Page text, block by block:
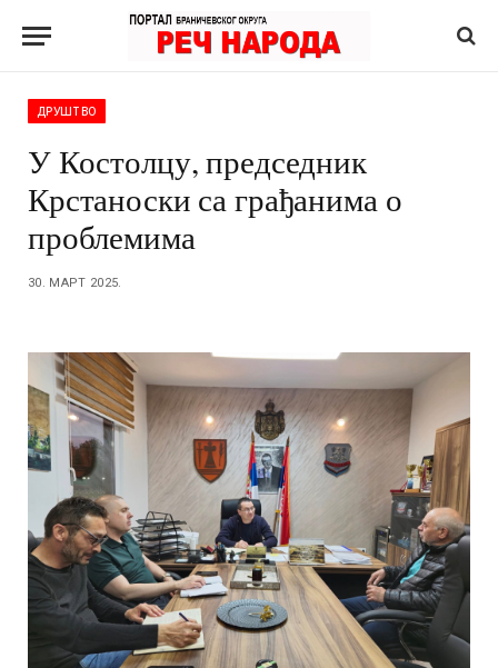
ДРУШТВО
У Костолцу, председник
Крстаноски са грађанима о
проблемима
30. МАРТ 2025.